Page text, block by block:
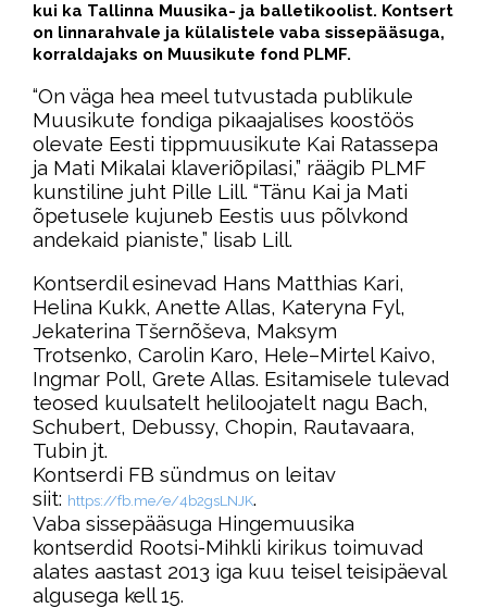
kui ka Tallinna Muusika- ja balletikoolist. Kontsert
on linnarahvale ja külalistele vaba sissepääsuga,
korraldajaks on Muusikute fond PLMF.
“On väga hea meel tutvustada publikule
Muusikute fondiga pikaajalises koostöös
olevate Eesti tippmuusikute Kai Ratassepa
ja Mati Mikalai klaveriõpilasi,” räägib PLMF
kunstiline juht Pille Lill. “Tänu Kai ja Mati
õpetusele kujuneb Eestis uus põlvkond
andekaid pianiste,” lisab Lill.
Kontserdil esinevad Hans Matthias Kari,
Helina Kukk, Anette Allas, Kateryna Fyl,
Jekaterina Tšernõševa, Maksym
Trotsenko, Carolin Karo, Hele–Mirtel Kaivo,
Ingmar Poll, Grete Allas. Esitamisele tulevad
teosed kuulsatelt heliloojatelt nagu Bach,
Schubert, Debussy, Chopin, Rautavaara,
Tubin jt.
Kontserdi FB sündmus on leitav
siit: https://fb.me/e/4b2gsLNJK.
Vaba sissepääsuga Hingemuusika
kontserdid Rootsi-Mihkli kirikus toimuvad
alates aastast 2013 iga kuu teisel teisipäeval
algusega kell 15.